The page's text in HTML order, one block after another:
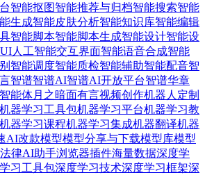
智能抠图智能推荐与归档智能搜索智能
生成智能皮肤分析智能知识库智能编辑
智能脚本智能脚本生成智能设计智能设
人工智能交互界面智能语音合成智能
智能调度智能质检智能辅助智能配音智
智谱智谱AI智谱AI开放平台智谱华章
能体月之暗面有言视频创作机器人定制
机器学习工具包机器学习平台机器学习教
机器学习课程机器学习集成机器翻译机器
AI改款模型模型分享与下载模型库模型
法律AI助手浏览器插件海量数据深度学
习工具包深度学习技术深度学习框架深